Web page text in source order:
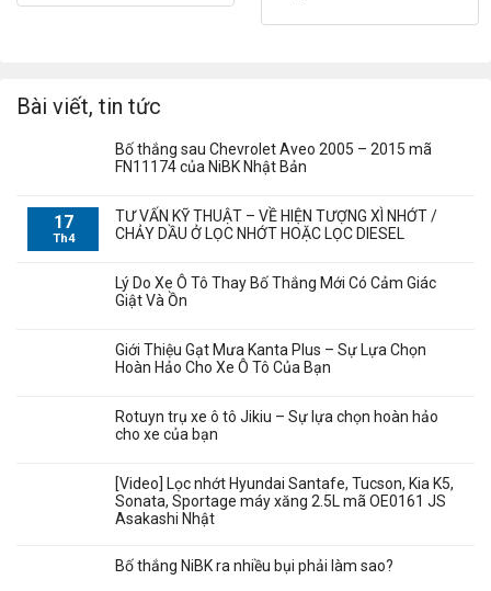
Bài viết, tin tức
Bố thắng sau Chevrolet Aveo 2005 – 2015 mã
FN11174 của NiBK Nhật Bản
17
Th4
TƯ VẤN KỸ THUẬT – VỀ HIỆN TƯỢNG XÌ NHỚT /
CHẢY DẦU Ở LỌC NHỚT HOẶC LỌC DIESEL
Lý Do Xe Ô Tô Thay Bố Thắng Mới Có Cảm Giác
Giật Và Ồn
Giới Thiệu Gạt Mưa Kanta Plus – Sự Lựa Chọn
Hoàn Hảo Cho Xe Ô Tô Của Bạn
Rotuyn trụ xe ô tô Jikiu – Sự lựa chọn hoàn hảo
cho xe của bạn
[Video] Lọc nhớt Hyundai Santafe, Tucson, Kia K5,
Sonata, Sportage máy xăng 2.5L mã OE0161 JS
Asakashi Nhật
Bố thắng NiBK ra nhiều bụi phải làm sao?